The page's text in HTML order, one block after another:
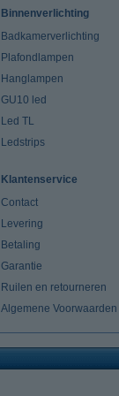
Binnenverlichting
Badkamerverlichting
Plafondlampen
Hanglampen
GU10 led
Led TL
Ledstrips
Klantenservice
Contact
Levering
Betaling
Garantie
Ruilen en retourneren
Algemene Voorwaarden